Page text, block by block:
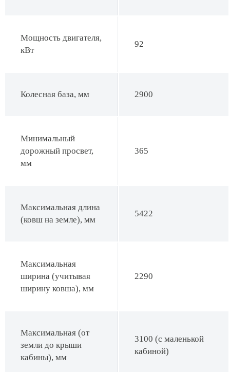
Мощность двигателя,
кВт
92
Колесная база, мм 2900
Минимальный
дорожный просвет,
мм
365
Максимальная длина
(ковш на земле), мм
5422
Максимальная
ширина (учитывая
ширину ковша), мм
2290
Максимальная (от
земли до крыши
кабины), мм
3100 (с маленькой
кабиной)